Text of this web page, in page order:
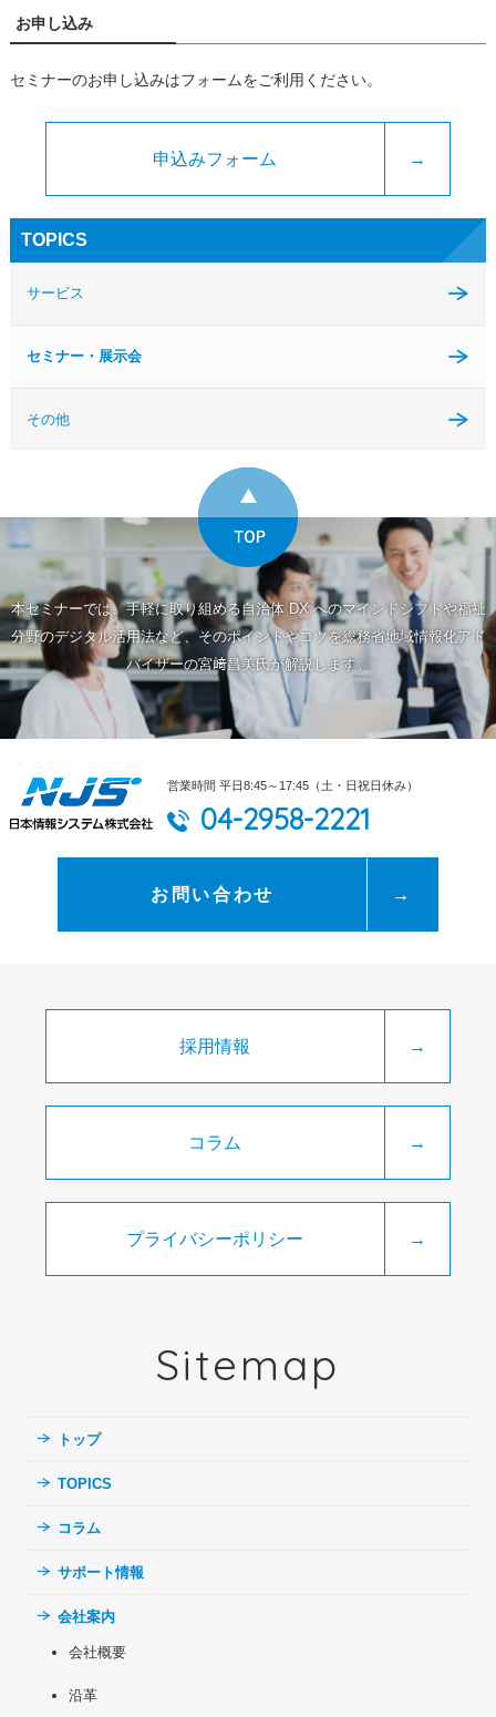
お申し込み
セミナーのお申し込みはフォームをご利用ください。
申込みフォーム →
TOPICS
サービス
セミナー・展示会
その他
本セミナーでは、手軽に取り組める自治体 DX へのマインドシフトや福祉
分野のデジタル活用法など、そのポイントやコツを総務省地域情報化アド
バイザーの宮﨑昌美氏が解説します。
営業時間 平日8:45～17:45（土・日祝日休み）
04-2958-2221
お問い合わせ →
採用情報 →
コラム →
プライバシーポリシー →
Sitemap
トップ
TOPICS
コラム
サポート情報
会社案内
会社概要
沿革